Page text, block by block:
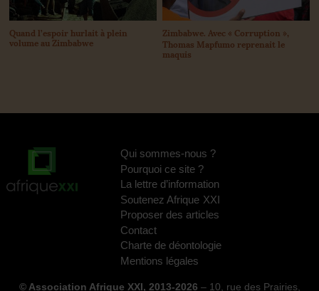
Quand l’espoir hurlait à plein
volume au Zimbabwe
Zimbabwe. Avec « Corruption »,
Thomas Mapfumo reprenait le
maquis
Qui sommes-nous ?
Pourquoi ce site ?
La lettre d’information
Soutenez Afrique XXI
Proposer des articles
Contact
Charte de déontologie
Mentions légales
© Association Afrique XXI, 2013-2026 – 10, rue des Prairies,